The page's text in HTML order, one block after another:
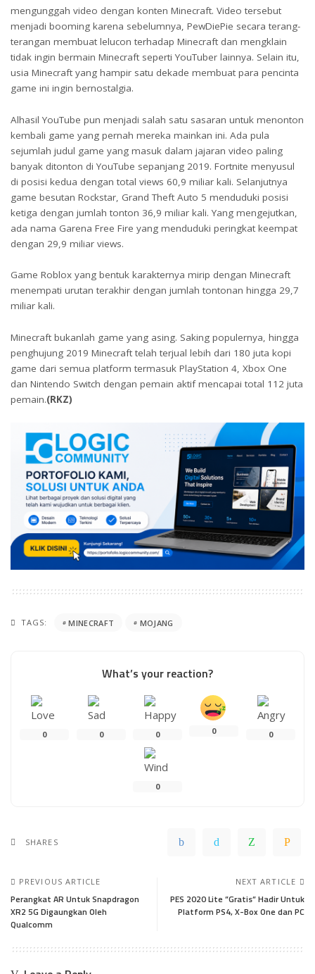
mengunggah video dengan konten Minecraft. Video tersebut
menjadi booming karena sebelumnya, PewDiePie secara terang-
terangan membuat lelucon terhadap Minecraft dan mengklain
tidak ingin bermain Minecraft seperti YouTuber lainnya. Selain itu,
usia Minecraft yang hampir satu dekade membuat para pencinta
game ini ingin bernostalgia.
Alhasil YouTube pun menjadi salah satu sasaran untuk menonton
kembali game yang pernah mereka mainkan ini. Ada pula
sejumlah judul game yang masuk dalam jajaran video paling
banyak ditonton di YouTube sepanjang 2019. Fortnite menyusul
di posisi kedua dengan total views 60,9 miliar kali. Selanjutnya
game besutan Rockstar, Grand Theft Auto 5 menduduki posisi
ketiga dengan jumlah tonton 36,9 miliar kali. Yang mengejutkan,
ada nama Garena Free Fire yang menduduki peringkat keempat
dengan 29,9 miliar views.
Game Roblox yang bentuk karakternya mirip dengan Minecraft
menempati urutan terakhir dengan jumlah tontonan hingga 29,7
miliar kali.
Minecraft bukanlah game yang asing. Saking populernya, hingga
penghujung 2019 Minecraft telah terjual lebih dari 180 juta kopi
game dari semua platform termasuk PlayStation 4, Xbox One
dan Nintendo Switch dengan pemain aktif mencapai total 112 juta
pemain.(RKZ)
TAGS: MINECRAFT MOJANG
What’s your reaction?
0 0 0 0 0
0
SHARES
PREVIOUS ARTICLE
Perangkat AR Untuk Snapdragon
XR2 5G Digaungkan Oleh
Qualcomm
NEXT ARTICLE
PES 2020 Lite ”Gratis” Hadir Untuk
Platform PS4, X-Box One dan PC